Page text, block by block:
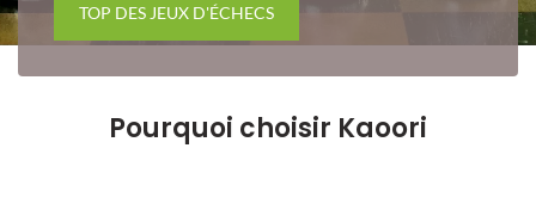
TOP DES JEUX D'ÉCHECS
Pourquoi choisir Kaoori